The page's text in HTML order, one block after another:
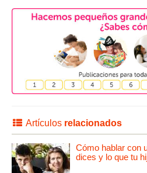
Artículos relacionados
Cómo hablar con
dices y lo que tu